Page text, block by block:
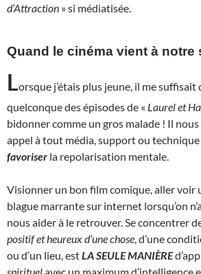
d’Attraction » si médiatisée.
Quand le cinéma vient à notre
Lorsque j’étais plus jeune, il me suffisait
quelconque des épisodes de « Laurel et
bidonner comme un gros malade ! Il
appel à tout média, support ou
favoriser la repolarisation mentale.
Visionner un bon film comique, aller voir
blague marrante sur internet lorsqu’on
nous aider à le retrouver. Se concentrer
positif et heureux d’une chose , d’une
ou d’un lieu, estLA SEULE MANIÈRE
spirituel avec un maximum d’intelligence